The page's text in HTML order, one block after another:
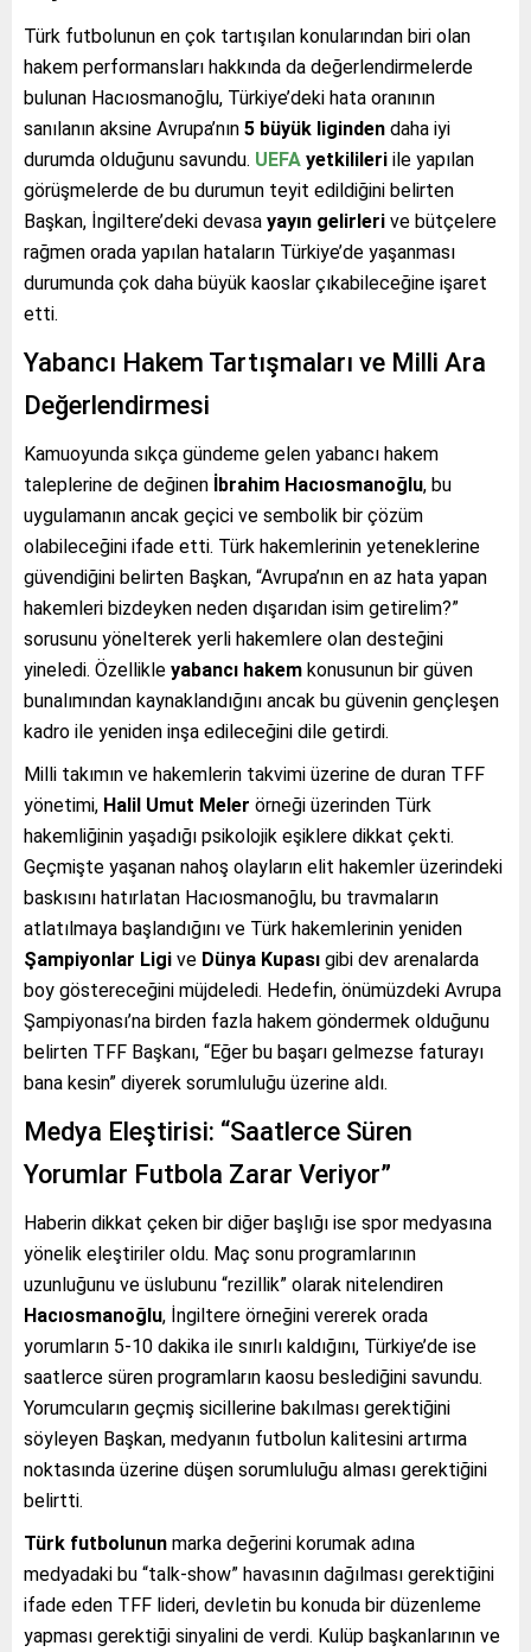
Türk futbolunun en çok tartışılan konularından biri olan
hakem performansları hakkında da değerlendirmelerde
bulunan Hacıosmanoğlu, Türkiye’deki hata oranının
sanılanın aksine Avrupa’nın 5 büyük liginden daha iyi
durumda olduğunu savundu. UEFA yetkilileri ile yapılan
görüşmelerde de bu durumun teyit edildiğini belirten
Başkan, İngiltere’deki devasa yayın gelirleri ve bütçelere
rağmen orada yapılan hataların Türkiye’de yaşanması
durumunda çok daha büyük kaoslar çıkabileceğine işaret
etti.
Yabancı Hakem Tartışmaları ve Milli Ara
Değerlendirmesi
Kamuoyunda sıkça gündeme gelen yabancı hakem
taleplerine de değinen İbrahim Hacıosmanoğlu, bu
uygulamanın ancak geçici ve sembolik bir çözüm
olabileceğini ifade etti. Türk hakemlerinin yeteneklerine
güvendiğini belirten Başkan, “Avrupa’nın en az hata yapan
hakemleri bizdeyken neden dışarıdan isim getirelim?”
sorusunu yönelterek yerli hakemlere olan desteğini
yineledi. Özellikle yabancı hakem konusunun bir güven
bunalımından kaynaklandığını ancak bu güvenin gençleşen
kadro ile yeniden inşa edileceğini dile getirdi.
Milli takımın ve hakemlerin takvimi üzerine de duran TFF
yönetimi, Halil Umut Meler örneği üzerinden Türk
hakemliğinin yaşadığı psikolojik eşiklere dikkat çekti.
Geçmişte yaşanan nahoş olayların elit hakemler üzerindeki
baskısını hatırlatan Hacıosmanoğlu, bu travmaların
atlatılmaya başlandığını ve Türk hakemlerinin yeniden
Şampiyonlar Ligi ve Dünya Kupası gibi dev arenalarda
boy göstereceğini müjdeledi. Hedefin, önümüzdeki Avrupa
Şampiyonası’na birden fazla hakem göndermek olduğunu
belirten TFF Başkanı, “Eğer bu başarı gelmezse faturayı
bana kesin” diyerek sorumluluğu üzerine aldı.
Medya Eleştirisi: “Saatlerce Süren
Yorumlar Futbola Zarar Veriyor”
Haberin dikkat çeken bir diğer başlığı ise spor medyasına
yönelik eleştiriler oldu. Maç sonu programlarının
uzunluğunu ve üslubunu “rezillik” olarak nitelendiren
Hacıosmanoğlu, İngiltere örneğini vererek orada
yorumların 5-10 dakika ile sınırlı kaldığını, Türkiye’de ise
saatlerce süren programların kaosu beslediğini savundu.
Yorumcuların geçmiş sicillerine bakılması gerektiğini
söyleyen Başkan, medyanın futbolun kalitesini artırma
noktasında üzerine düşen sorumluluğu alması gerektiğini
belirtti.
Türk futbolunun marka değerini korumak adına
medyadaki bu “talk-show” havasının dağılması gerektiğini
ifade eden TFF lideri, devletin bu konuda bir düzenleme
yapması gerektiği sinyalini de verdi. Kulüp başkanlarının ve